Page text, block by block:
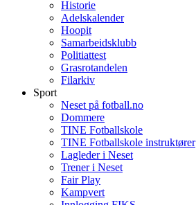
Historie
Adelskalender
Hoopit
Samarbeidsklubb
Politiattest
Grasrotandelen
Filarkiv
Sport
Neset på fotball.no
Dommere
TINE Fotballskole
TINE Fotballskole instruktører
Lagleder i Neset
Trener i Neset
Fair Play
Kampvert